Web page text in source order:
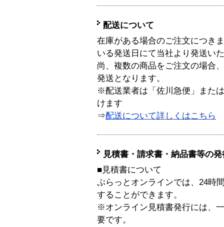
配送について
在庫がある場合のご注文につき
いる発送日にて当社より発送い
尚、複数の商品をご注文の場合
発送となります。
※配送業者は「佐川急便」また
けます
⇒配送について詳しくはこちら
見積書・請求書・納品書等の
■見積書について
ぷらっとオンラインでは、24時
することができます。
※オンライン見積書発行には、
要です。